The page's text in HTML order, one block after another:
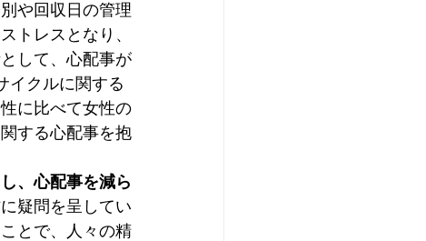
や回収日の管理
トレスとなり、
して、心配事が
イクルに関する
に比べて女性の
する心配事を抱
、心配事を減ら
疑問を呈してい
とで、人々の精